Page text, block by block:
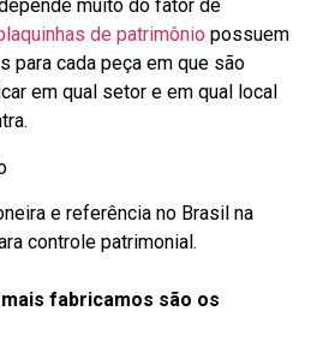
muito do fator de
de patrimônio possuem
para cada peça em que são
em qual setor e em qual local
e referência no Brasil na
controle patrimonial.
fabricamos são os